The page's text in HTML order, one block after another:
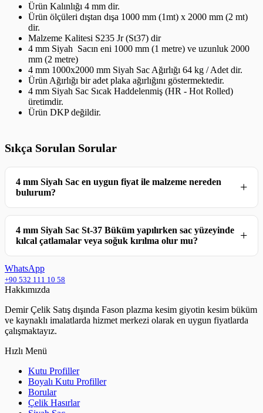
Ürün Kalınlığı 4 mm dir.
Ürün ölçüleri dıştan dışa 1000 mm (1mt) x 2000 mm (2 mt)
dir.
Malzeme Kalitesi S235 Jr (St37) dir
4 mm Siyah Sacın eni 1000 mm (1 metre) ve uzunluk 2000
mm (2 metre)
4 mm 1000x2000 mm Siyah Sac Ağırlığı 64 kg / Adet dir.
Ürün Ağırlığı bir adet plaka ağırlığını göstermektedir.
4 mm Siyah Sac Sıcak Haddelenmiş (HR - Hot Rolled)
üretimdir.
Ürün DKP değildir.
Sıkça Sorulan Sorular
4 mm Siyah Sac en uygun fiyat ile malzeme nereden
bulurum?
4 mm Siyah Sac St-37 Büküm yapılırken sac yüzeyinde
kılcal çatlamalar veya soğuk kırılma olur mu?
WhatsApp
+90 532 111 10 58
Hakkımızda
Demir Çelik Satış dışında Fason plazma kesim giyotin kesim büküm
ve kaynaklı imalatlarda hizmet merkezi olarak en uygun fiyatlarda
çalışmaktayız.
Hızlı Menü
Kutu Profiller
Boyalı Kutu Profiller
Borular
Çelik Hasırlar